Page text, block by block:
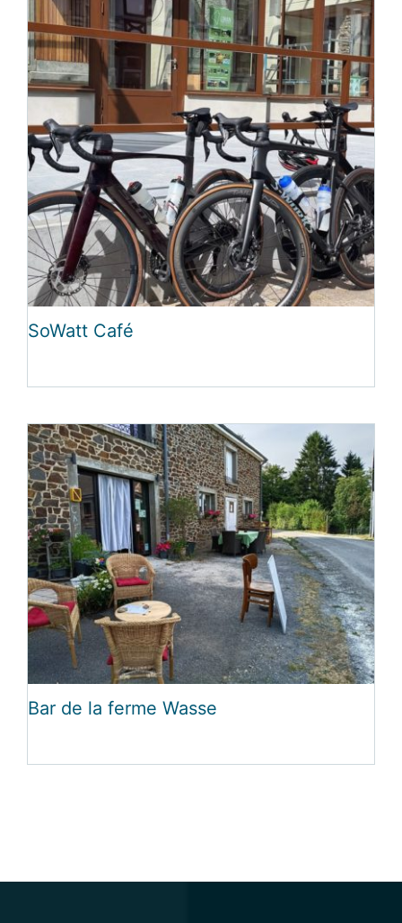
SoWatt Café
Bar de la ferme Wasse